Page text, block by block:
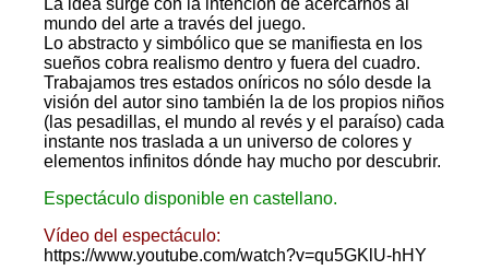
La idea surge con la intención de acercarnos al
mundo del arte a través del juego.
Lo abstracto y simbólico que se manifiesta en los
sueños cobra realismo dentro y fuera del cuadro.
Trabajamos tres estados oníricos no sólo desde la
visión del autor sino también la de los propios niños
(las pesadillas, el mundo al revés y el paraíso) cada
instante nos traslada a un universo de colores y
elementos infinitos dónde hay mucho por descubrir.
Espectáculo disponible en castellano.
Vídeo del espectáculo:
https://www.youtube.com/watch?v=qu5GKlU-hHY